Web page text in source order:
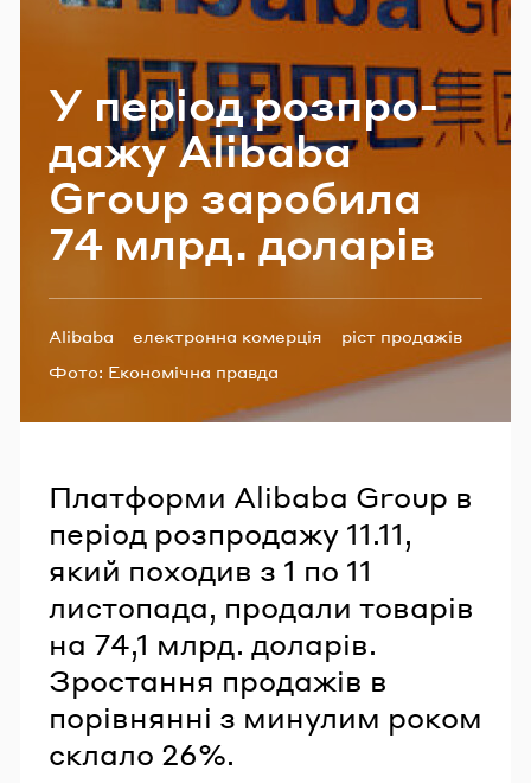
У пе­рі­од роз­про­
да­жу Alibaba
Group за­ро­би­ла
74 млрд. до­ла­рів
Теги:
Alibaba електронна комерція
ріст продажів
Фото: Економічна правда
Платформи Alibaba Group в
період розпродажу 11.11,
який походив з 1 по 11
листопада, продали товарів
на 74,1 млрд. доларів.
Зростання продажів в
порівнянні з минулим роком
склало 26%.
Email
Пароль
Забули пароль?
УВІЙТИ